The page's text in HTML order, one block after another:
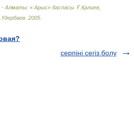
- Алматы: « Арыс» баспасы Ғ.Қалиев,
2005
серпіні сегіз болу